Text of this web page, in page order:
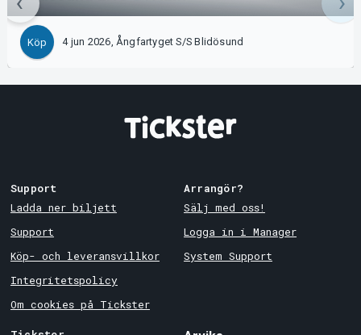
Köp 4 jun 2026, Ångfartyget S/S Blidösund
Support
Ladda ner biljett
Support
Köp- och leveransvillkor
Integritetspolicy
Om cookies på Tickster
Arrangör?
Sälj med oss!
Logga in i Manager
System Support